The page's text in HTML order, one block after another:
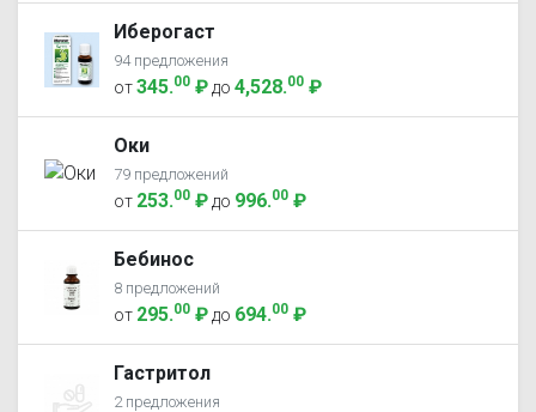
Иберогаст
94 предложения
от345.00 ₽ до 4,528.00 ₽
Оки
79 предложений
от 253.00 ₽ до 996.00 ₽
Бебинос
8 предложений
от 295.00 ₽ до 694.00 ₽
Гастритол
2 предложения